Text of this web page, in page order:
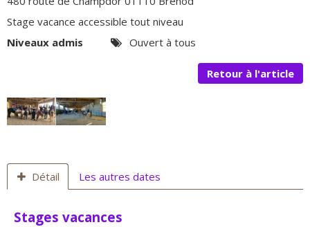
Stage vacance accessible tout niveau
Niveaux admis
Ouvert à tous
Retour à l'article
Détail Les autres dates
Stages vacances